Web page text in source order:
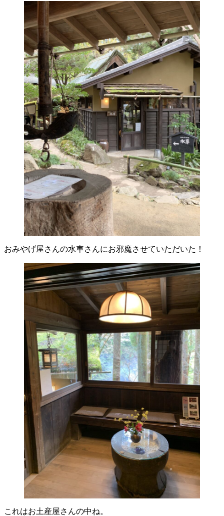
おみやげ屋さんの水車さんにお邪魔させていただいた！
これはお土産屋さんの中ね。